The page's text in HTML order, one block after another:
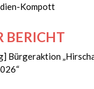
Kompott
BERICHT
Bürgeraktion